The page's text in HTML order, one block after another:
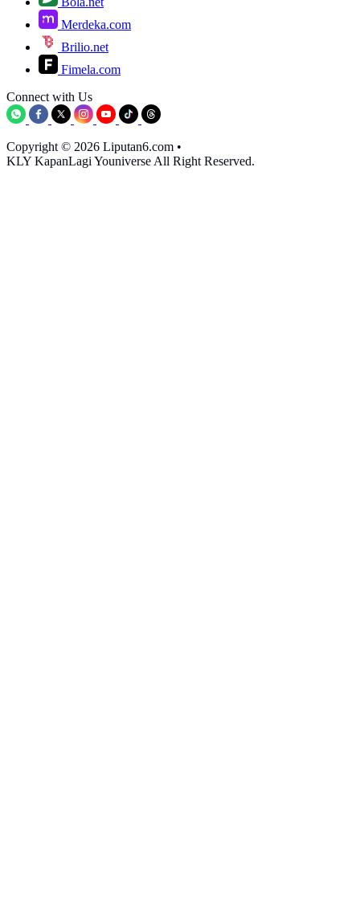
Merdeka.com
Brilio.net
Fimela.com
Connect with Us
Copyright © 2026 Liputan6.com •
KLY KapanLagi Youniverse All Right Reserved.